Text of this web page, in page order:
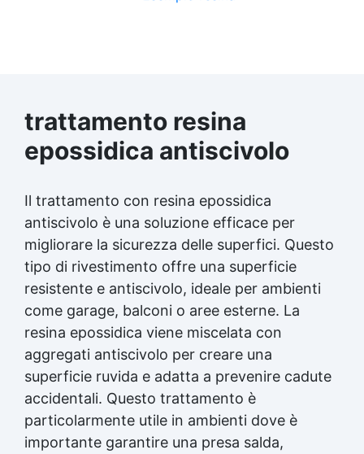
trattamento resina
epossidica antiscivolo
Il trattamento con resina epossidica
antiscivolo è una soluzione efficace per
migliorare la sicurezza delle superfici. Questo
tipo di rivestimento offre una superficie
resistente e antiscivolo, ideale per ambienti
come garage, balconi o aree esterne. La
resina epossidica viene miscelata con
aggregati antiscivolo per creare una
superficie ruvida e adatta a prevenire cadute
accidentali. Questo trattamento è
particolarmente utile in ambienti dove è
importante garantire una presa salda,